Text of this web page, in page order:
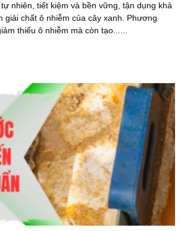
nhiên, tiết kiệm và bền vững, tận dụng khả
giải chất ô nhiễm của cây xanh. Phương
thiểu ô nhiễm mà còn tạo......